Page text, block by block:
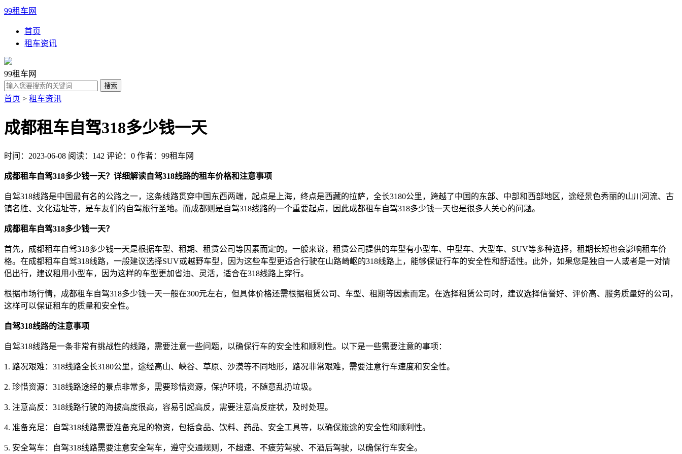
99租车网
首页
租车资讯
99租车网
首页 > 租车资讯
成都租车自驾318多少钱一天
时间：2023-06-08 阅读：142 评论：0 作者：99租车网
成都租车自驾318多少钱一天？详细解读自驾318线路的租车价格和注意事项
自驾318线路是中国最有名的公路之一，这条线路贯穿中国东西两端，起点是上海，终点是西藏的拉萨，全长3180公里，跨越了中国的东部、中部和西部地区，途经景色秀丽的山川河流、古
镇名胜、文化遗址等，是车友们的自驾旅行圣地。而成都则是自驾318线路的一个重要起点，因此成都租车自驾318多少钱一天也是很多人关心的问题。
成都租车自驾318多少钱一天？
首先，成都租车自驾318多少钱一天是根据车型、租期、租赁公司等因素而定的。一般来说，租赁公司提供的车型有小型车、中型车、大型车、SUV等多种选择，租期长短也会影响租车价
格。在成都租车自驾318线路，一般建议选择SUV或越野车型，因为这些车型更适合行驶在山路崎岖的318线路上，能够保证行车的安全性和舒适性。此外，如果您是独自一人或者是一对情
侣出行，建议租用小型车，因为这样的车型更加省油、灵活，适合在318线路上穿行。
根据市场行情，成都租车自驾318多少钱一天一般在300元左右，但具体价格还需根据租赁公司、车型、租期等因素而定。在选择租赁公司时，建议选择信誉好、评价高、服务质量好的公司，
这样可以保证租车的质量和安全性。
自驾318线路的注意事项
自驾318线路是一条非常有挑战性的线路，需要注意一些问题，以确保行车的安全性和顺利性。以下是一些需要注意的事项：
1. 路况艰难：318线路全长3180公里，途经高山、峡谷、草原、沙漠等不同地形，路况非常艰难，需要注意行车速度和安全性。
2. 珍惜资源：318线路途经的景点非常多，需要珍惜资源，保护环境，不随意乱扔垃圾。
3. 注意高反：318线路行驶的海拔高度很高，容易引起高反，需要注意高反症状，及时处理。
4. 准备充足：自驾318线路需要准备充足的物资，包括食品、饮料、药品、安全工具等，以确保旅途的安全性和顺利性。
5. 安全驾车：自驾318线路需要注意安全驾车，遵守交通规则，不超速、不疲劳驾驶、不酒后驾驶，以确保行车安全。